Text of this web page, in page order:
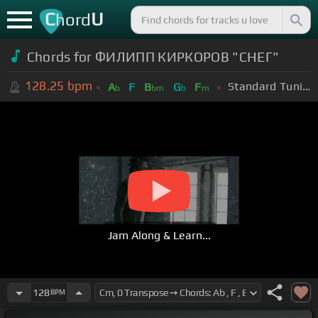
ChordU
Chords for ФИЛИПП КИРКОРОВ "СНЕГ"
128.25 bpm Ab F Bbm Gb Fm Standard Tuning (EADGBE)
Jam Along & Learn...
128BPM